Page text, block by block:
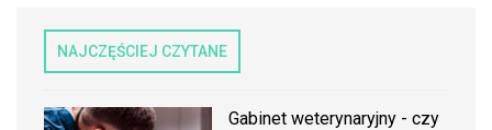
NAJCZĘŚCIEJ CZYTANE
Gabinet weterynaryjny - czy